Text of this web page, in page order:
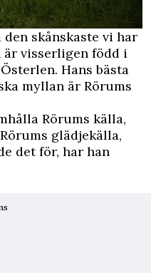
den skånskaste vi har
är visserligen född i
Hans bästa
myllan är Rörums
Rörums källa,
glädjekälla,
det för, har han